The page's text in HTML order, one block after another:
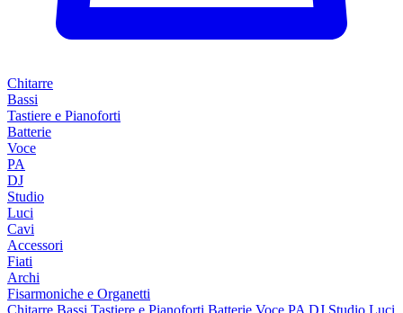
Chitarre
Bassi
Tastiere e Pianoforti
Batterie
Voce
PA
DJ
Studio
Luci
Cavi
Accessori
Fiati
Archi
Fisarmoniche e Organetti
Chitarre Bassi Tastiere e Pianoforti Batterie Voce PA DJ Studio Luci